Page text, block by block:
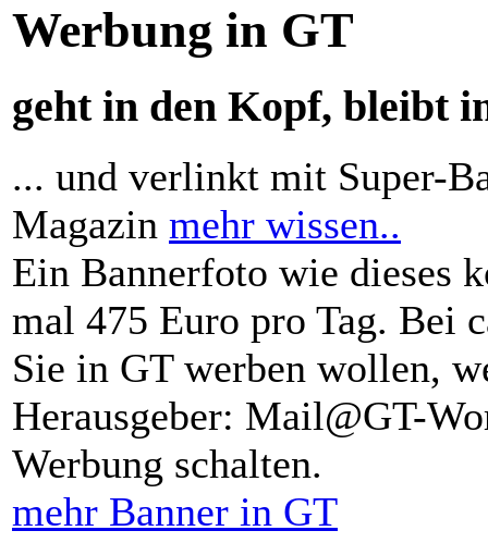
Werbung in GT
geht in den Kopf, bleibt
... und verlinkt mit Super-
Magazin mehr wissen..
Ein Bannerfoto wie dieses
mal 475 Euro pro Tag. Bei
Sie in GT werben wollen,
Herausgeber: Mail@GT-
Werbung schalten.
mehr Banner in GT